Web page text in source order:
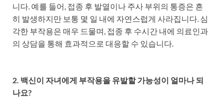
니다. 예를 들어, 접종 후 발열이나 주사 부위의 통증은 흔
히 발생하지만 보통 몇 일 내에 자연스럽게 사라집니다. 심
각한 부작용은 매우 드물며, 접종 후 수시간 내에 의료인과
의 상담을 통해 효과적으로 대응할 수 있습니다.
2. 백신이 자녀에게 부작용을 유발할 가능성이 얼마나 되
나요?